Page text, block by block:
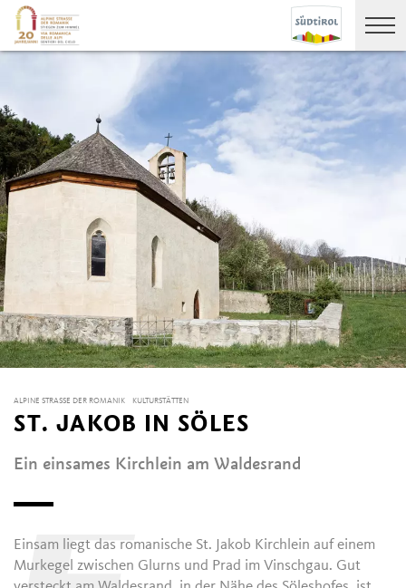
ALPINE STRASSE DER ROMANIK KULTURSTÄTTEN
ST. JAKOB IN SÖLES
Ein einsames Kirchlein am Waldesrand
Einsam liegt das romanische St. Jakob Kirchlein auf einem
Murkegel zwischen Glurns und Prad im Vinschgau. Gut